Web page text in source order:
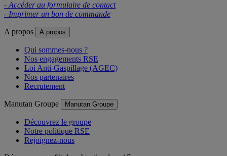
- Accéder au formulaire de contact
- Imprimer un bon de commande
A propos A propos
Qui sommes-nous ?
Nos engagements RSE
Loi Anti-Gaspillage (AGEC)
Nos partenaires
Recrutement
Manutan Groupe Manutan Groupe
Découvrez le groupe
Notre politique RSE
Rejoignez-nous